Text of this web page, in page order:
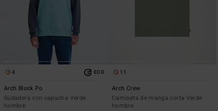
4 ECO
Arch Block Po
Sudadera con capucha Verde
hombre
11
Arch Crew
Camiseta de manga corta Verde
hombre